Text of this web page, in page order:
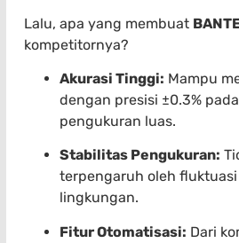
Lalu, apa yang membuat
kompetitornya?
Akurasi Tinggi: Mampu
dengan presisi ±0.3%
pengukuran luas.
Stabilitas Pengukuran:
terpengaruh oleh
lingkungan.
Fitur Otomatisasi: Dari